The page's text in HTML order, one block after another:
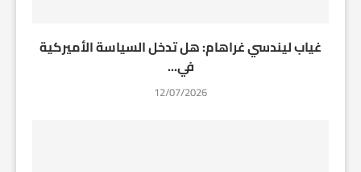
غياب ليندسي غراهام: هل تدخل السياسة الأميركية
في...
12/07/2026